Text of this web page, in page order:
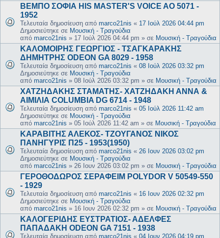
ΒΕΜΠΟ ΣΟΦΙΑ HIS MASTER'S VOICE AO 5071 -
1952
Τελευταία δημοσίευση από marco21nis « 17 Ιούλ 2026 04:44 pm
Δημοσιεύτηκε σε Μουσική - Τραγούδια
από marco21nis » 17 Ιούλ 2026 04:44 pm » σε Μουσική - Τραγούδια
ΚΑΛΟΜΟΙΡΗΣ ΓΕΩΡΓΙΟΣ - ΤΣΑΓΚΑΡΑΚΗΣ
ΔΗΜΗΤΡΗΣ ODEON GA 8029 - 1958
Τελευταία δημοσίευση από marco21nis « 08 Ιούλ 2026 03:32 pm
Δημοσιεύτηκε σε Μουσική - Τραγούδια
από marco21nis » 08 Ιούλ 2026 03:32 pm » σε Μουσική - Τραγούδια
ΧΑΤΖΗΔΑΚΗΣ ΣΤΑΜΑΤΗΣ- ΧΑΤΖΗΔΑΚΗ ΑΝΝΑ &
ΑΙΜΙΛΙΑ COLUMBIA DG 6714 - 1948
Τελευταία δημοσίευση από marco21nis « 05 Ιούλ 2026 11:42 am
Δημοσιεύτηκε σε Μουσική - Τραγούδια
από marco21nis » 05 Ιούλ 2026 11:42 am » σε Μουσική - Τραγούδια
ΚΑΡΑΒΙΤΗΣ ΑΛΕΚΟΣ- ΤΖΟΥΓΑΝΟΣ ΝΙΚΟΣ
ΠΑΝΗΓΥΡΙΣ Π25 - 1953(1950)
Τελευταία δημοσίευση από marco21nis « 26 Ιουν 2026 03:02 pm
Δημοσιεύτηκε σε Μουσική - Τραγούδια
από marco21nis » 26 Ιουν 2026 03:02 pm » σε Μουσική - Τραγούδια
ΓΕΡΟΘΟΔΩΡΟΣ ΣΕΡΑΦΕΙΜ POLYDOR V 50549-550
- 1929
Τελευταία δημοσίευση από marco21nis « 16 Ιουν 2026 02:32 pm
Δημοσιεύτηκε σε Μουσική - Τραγούδια
από marco21nis » 16 Ιουν 2026 02:32 pm » σε Μουσική - Τραγούδια
ΚΑΛΟΓΕΡΙΔΗΣ ΕΥΣΤΡΑΤΙΟΣ- ΑΔΕΛΦΕΣ
ΠΑΠΑΔΑΚΗ ODEON GA 7151 - 1938
Τελευταία δημοσίευση από marco21nis « 04 Ιουν 2026 04:19 pm